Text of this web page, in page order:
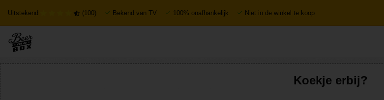
Uitstekend (100) Bekend van TV 100% onafhankelijk Niet in de winkel te koop
Koekje erbij?